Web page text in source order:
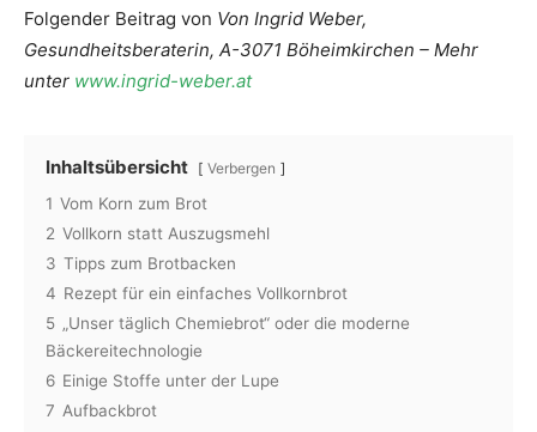
Folgender Beitrag von Von Ingrid Weber,
Gesundheitsberaterin, A-3071 Böheimkirchen – Mehr
unter www.ingrid-weber.at
Inhaltsübersicht Verbergen
1 Vom Korn zum Brot
2 Vollkorn statt Auszugsmehl
3 Tipps zum Brotbacken
4 Rezept für ein einfaches Vollkornbrot
5 „Unser täglich Chemiebrot“ oder die moderne
Bäckereitechnologie
6 Einige Stoffe unter der Lupe
7 Aufbackbrot